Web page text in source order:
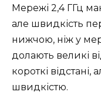
Мережі 2,4 ГГц
але швидкість
нижчою, ніж у
долають великі
короткі
швидкістю.